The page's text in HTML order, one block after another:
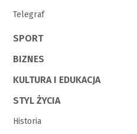
Telegraf
SPORT
BIZNES
KULTURA I EDUKACJA
STYL ŻYCIA
Historia